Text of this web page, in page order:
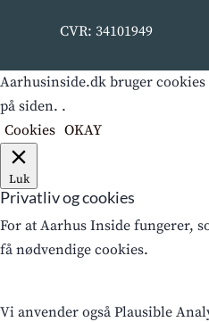
CVR: 34101949
Aarhusinside.dk bruger
på siden. .
Cookies OKAY
Luk
Privatliv og cookies
For at Aarhus Inside fungerer,
få nødvendige cookies.
Vi anvender også Plausible